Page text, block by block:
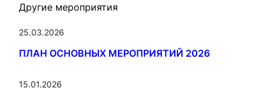
Другие мероприятия
25.03.2026
ПЛАН ОСНОВНЫХ МЕРОПРИЯТИЙ 2026
15.01.2026